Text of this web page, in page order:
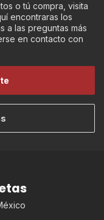
o tú compra, visita
encontraras los
a las preguntas más
en contacto con